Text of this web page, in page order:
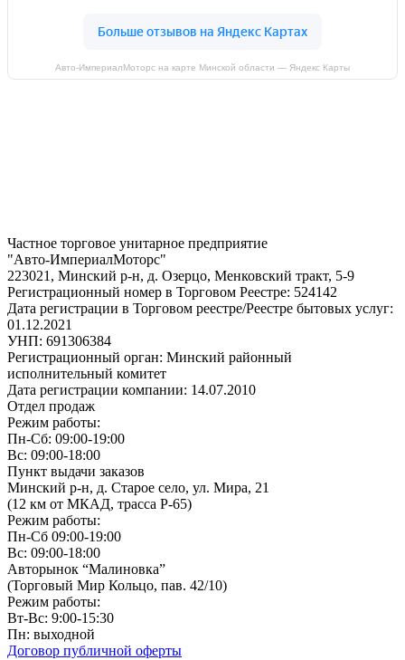
Авто-ИмпериалМоторс на карте Минской области — Яндекс Карты
Частное торговое унитарное предприятие
"Авто-ИмпериалМоторс"
223021, Минский р-н, д. Озерцо, Менковский тракт, 5-9
Регистрационный номер в Торговом Реестре: 524142
Дата регистрации в Торговом реестре/Реестре бытовых услуг:
01.12.2021
УНП: 691306384
Регистрационный орган: Минский районный
исполнительный комитет
Дата регистрации компании: 14.07.2010
Отдел продаж
Режим работы:
Пн-Сб: 09:00-19:00
Вс: 09:00-18:00
Пункт выдачи заказов
Минский р-н, д. Старое село, ул. Мира, 21
(12 км от МКАД, трасса P-65)
Режим работы:
Пн-Сб 09:00-19:00
Вс: 09:00-18:00
Авторынок “Малиновка”
(Торговый Мир Кольцо, пав. 42/10)
Режим работы:
Вт-Вс: 9:00-15:30
Пн: выходной
Договор публичной оферты